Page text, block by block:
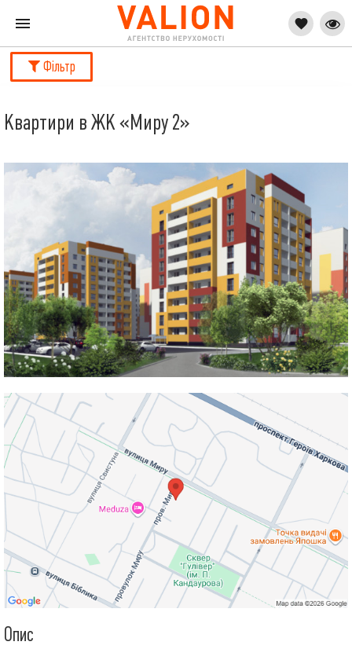
Фільтр
Квартири в ЖК «Миру 2»
Опис